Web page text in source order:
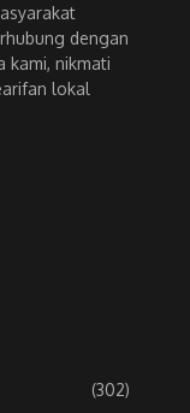
dengan
kami, nikmati
lokal
(302)